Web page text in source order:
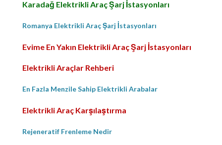
Karadağ Elektrikli Araç Şarj İstasyonları
Romanya Elektrikli Araç Şarj İstasyonları
Evime En Yakın Elektrikli Araç Şarj İstasyonları
Elektrikli Araçlar Rehberi
En Fazla Menzile Sahip Elektrikli Arabalar
Elektrikli Araç Karşılaştırma
Rejeneratif Frenleme Nedir